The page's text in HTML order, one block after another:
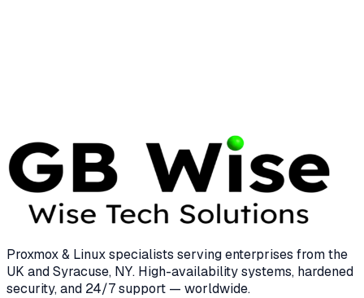
Proxmox & Linux specialists serving enterprises from the
UK and Syracuse, NY. High-availability systems, hardened
security, and 24/7 support — worldwide.